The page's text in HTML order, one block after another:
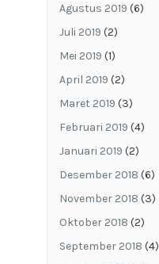
Agustus 2019 (6)
Juli 2019 (2)
Mei 2019 (1)
April 2019 (2)
Maret 2019 (3)
Februari 2019 (4)
Januari 2019 (2)
Desember 2018 (6)
November 2018 (3)
Oktober 2018 (2)
September 2018 (4)